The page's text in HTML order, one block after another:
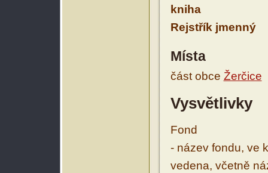
kniha
Rejstřík jmenný
Místa
část obce Žerčice
Vysvětlivky
Fond
- název fondu, ve
vedena, včetně